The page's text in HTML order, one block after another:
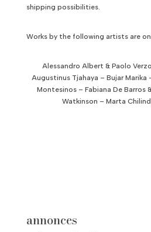
shipping possibilities.
Works by the following artists are on
Alessandro Albert & Paolo
Augustinus Tjahaya – Bujar Marika
Montesinos – Fabiana De Barros
Watkinson – Marta
annonces